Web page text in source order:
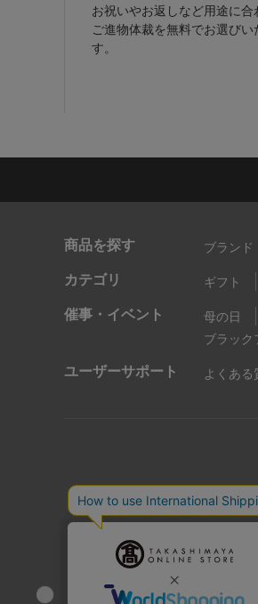
お祝いやお返しなど用途に合
ご進物体裁を無料でお選びい
す。
商品を探す ブランド
カテゴリ ギフト
催事・イベント 母の日
ブラック
ユーザーサポート よくある